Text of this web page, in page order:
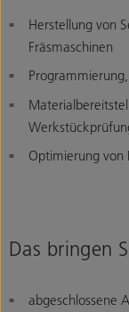
Herstellung von
Fräsmaschinen
Optimierung von
Das bringen
abgeschlossene